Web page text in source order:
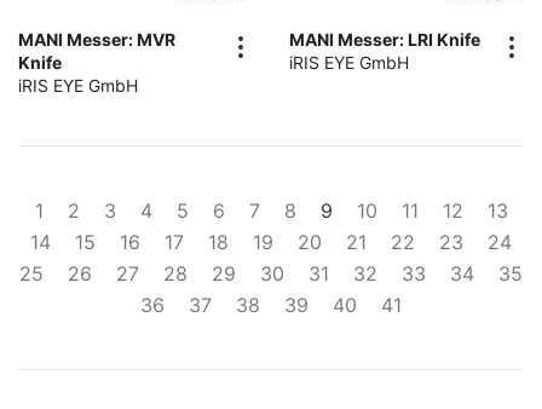
MANI Messer: MVR
Knife
iRIS EYE GmbH
MANI Messer: LRI Knife
iRIS EYE GmbH
1 2 3 4 5 6 7 8 9 10 11 12
13
14
15 16 17 18 19 20 21 22 23
24
25
26 27 28 29 30 31 32 33 34
35
36
37 38 39 40 41